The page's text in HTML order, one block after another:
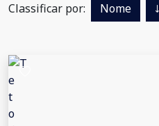
Classificar por: Nome